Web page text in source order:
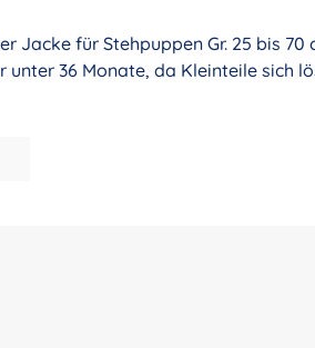
für Stehpuppen Gr. 25 bis 70
36 Monate, da Kleinteile sich